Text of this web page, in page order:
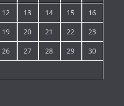
12 13 14 15 16
19 20 21 22 23
26 27 28 29 30